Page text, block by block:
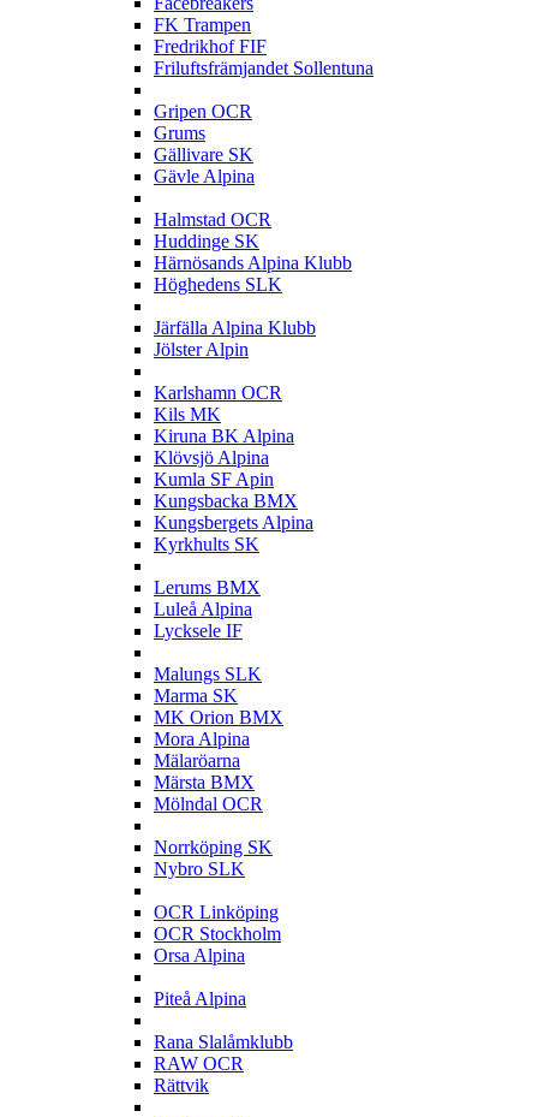
FK Trampen
Fredrikhof FIF
Friluftsfrämjandet Sollentuna
Gripen OCR
Grums
Gällivare SK
Gävle Alpina
Halmstad OCR
Huddinge SK
Härnösands Alpina Klubb
Höghedens SLK
Järfälla Alpina Klubb
Jölster Alpin
Karlshamn OCR
Kils MK
Kiruna BK Alpina
Klövsjö Alpina
Kumla SF Apin
Kungsbacka BMX
Kungsbergets Alpina
Kyrkhults SK
Lerums BMX
Luleå Alpina
Lycksele IF
Malungs SLK
Marma SK
MK Orion BMX
Mora Alpina
Mälaröarna
Märsta BMX
Mölndal OCR
Norrköping SK
Nybro SLK
OCR Linköping
OCR Stockholm
Orsa Alpina
Piteå Alpina
Rana Slalåmklubb
RAW OCR
Rättvik